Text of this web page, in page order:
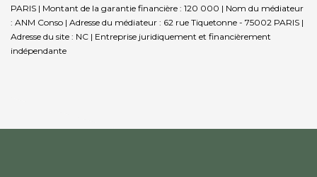
PARIS | Montant de la garantie financière : 120 000 | Nom du médiateur
: ANM Conso | Adresse du médiateur : 62 rue Tiquetonne - 75002 PARIS |
Adresse du site : NC | Entreprise juridiquement et financièrement
indépendante